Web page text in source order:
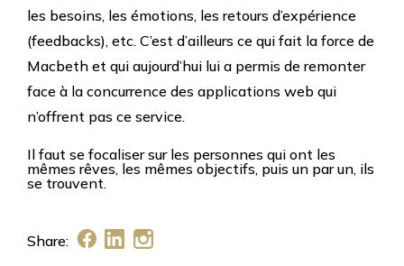
les besoins, les émotions, les retours d’expérience
(feedbacks), etc. C’est d’ailleurs ce qui fait la force de
Macbeth et qui aujourd’hui lui a permis de remonter
face à la concurrence des applications web qui
n’offrent pas ce service.
Il faut se focaliser sur les personnes qui ont les
mêmes rêves, les mêmes objectifs, puis un par un, ils
se trouvent.
Share: